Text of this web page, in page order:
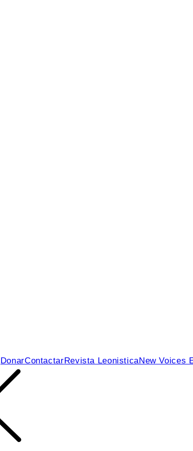
DonarContactarRevista LeonisticaNew Voices